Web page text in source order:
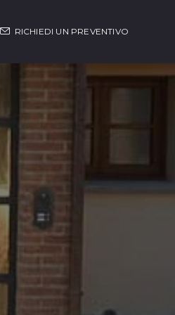
RICHIEDI UN PREVENTIVO